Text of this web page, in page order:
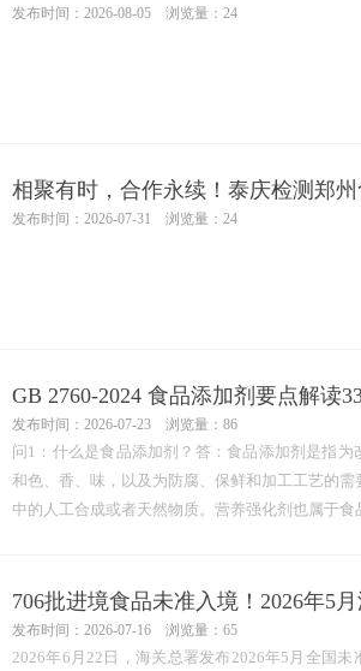
发布时间：2026-08-05 浏览量：24
发布时间：2026-07-31 浏览量：24
GB 2760-2024 食品添加剂要点解读
发布时间：2026-07-23 浏览量：86
问1：什么是食品添加剂？答：食品添加剂是指为
和色、香、味，以及为防腐、保鲜和加工工艺的需
中的人工合成或者天然物质。营养强化剂也属于食
必要性、是否属于有意加入。食品中天然存在的
使…
发布时间：2026-07-16 浏览量：65
2026年6月22日，海关总署发布2026年5月全国未